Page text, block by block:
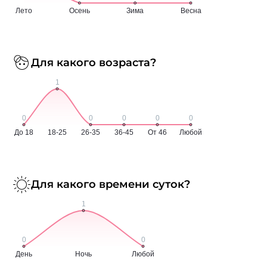
Для какого возраста?
Для какого времени суток?